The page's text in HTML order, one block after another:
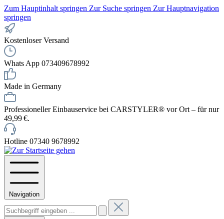
Zum Hauptinhalt springen Zur Suche springen Zur Hauptnavigation
springen
Kostenloser Versand
Whats App 073409678992
Made in Germany
Professioneller Einbauservice bei CARSTYLER® vor Ort – für nur
49,99 €.
Hotline 07340 9678992
Navigation